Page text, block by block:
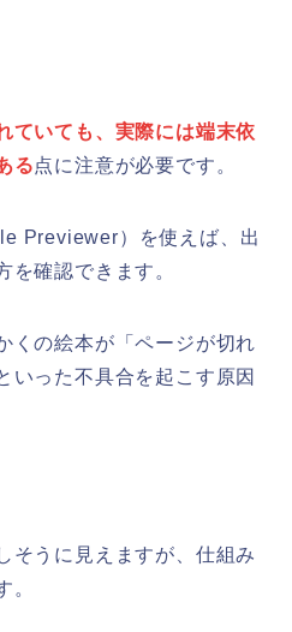
ていても、実際には端末依
る点に注意が必要です。
Previewer）を使えば、出
を確認できます。
くの絵本が「ページが切れ
いった不具合を起こす原因
そうに見えますが、仕組み
。